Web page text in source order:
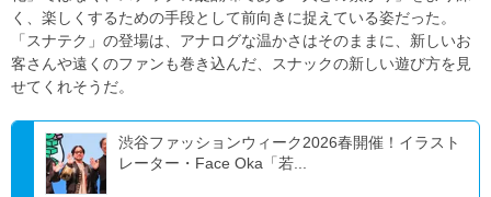
く、楽しくするための手段として前向きに捉えている姿だった。
「スナテク」の登場は、アナログな温かさはそのままに、新しいお
客さんや遠くのファンも巻き込んだ、スナックの新しい遊び方を見
せてくれそうだ。
渋谷ファッションウィーク2026春開催！イラスト
レーター・Face Oka「若...